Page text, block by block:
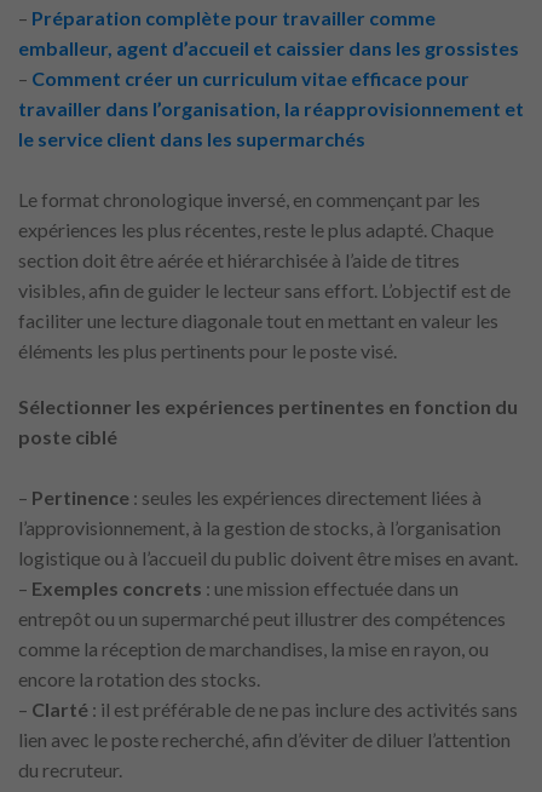
– Préparation complète pour travailler comme
emballeur, agent d’accueil et caissier dans les grossistes
– Comment créer un curriculum vitae efficace pour
travailler dans l’organisation, la réapprovisionnement et
le service client dans les supermarchés
Le format chronologique inversé, en commençant par les
expériences les plus récentes, reste le plus adapté. Chaque
section doit être aérée et hiérarchisée à l’aide de titres
visibles, afin de guider le lecteur sans effort. L’objectif est de
faciliter une lecture diagonale tout en mettant en valeur les
éléments les plus pertinents pour le poste visé.
Sélectionner les expériences pertinentes en fonction du
poste ciblé
– Pertinence : seules les expériences directement liées à
l’approvisionnement, à la gestion de stocks, à l’organisation
logistique ou à l’accueil du public doivent être mises en avant.
– Exemples concrets : une mission effectuée dans un
entrepôt ou un supermarché peut illustrer des compétences
comme la réception de marchandises, la mise en rayon, ou
encore la rotation des stocks.
– Clarté : il est préférable de ne pas inclure des activités sans
lien avec le poste recherché, afin d’éviter de diluer l’attention
du recruteur.